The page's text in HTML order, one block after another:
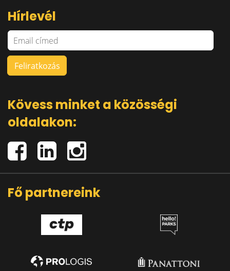
Hírlevél
Kövess minket a közösségi
oldalakon:
Fő partnereink